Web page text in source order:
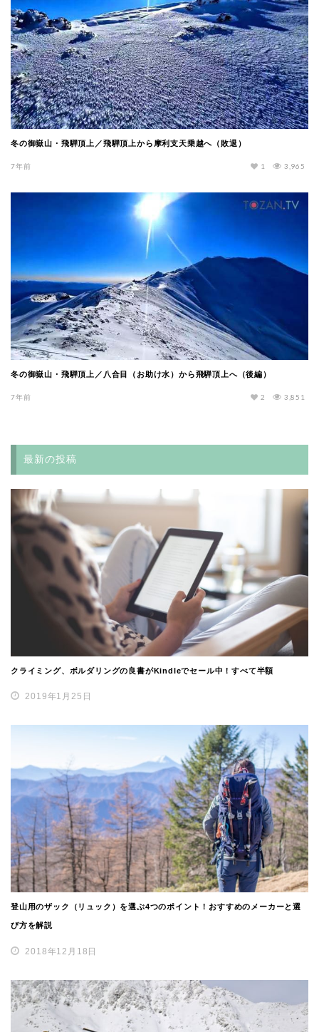
冬の御嶽山・飛騨頂上／飛騨頂上から摩利支天乗越へ（敗退）
7年前 3,965
1
冬の御嶽山・飛騨頂上／八合目（お助け水）から飛騨頂上へ（後編）
7年前 3,851
2
最新の投稿
クライミング、ボルダリングの良書がKindleでセール中！すべて半額
2019年1月25日
登山用のザック（リュック）を選ぶ4つのポイント！おすすめのメーカーと選
び方を解説
2018年12月18日